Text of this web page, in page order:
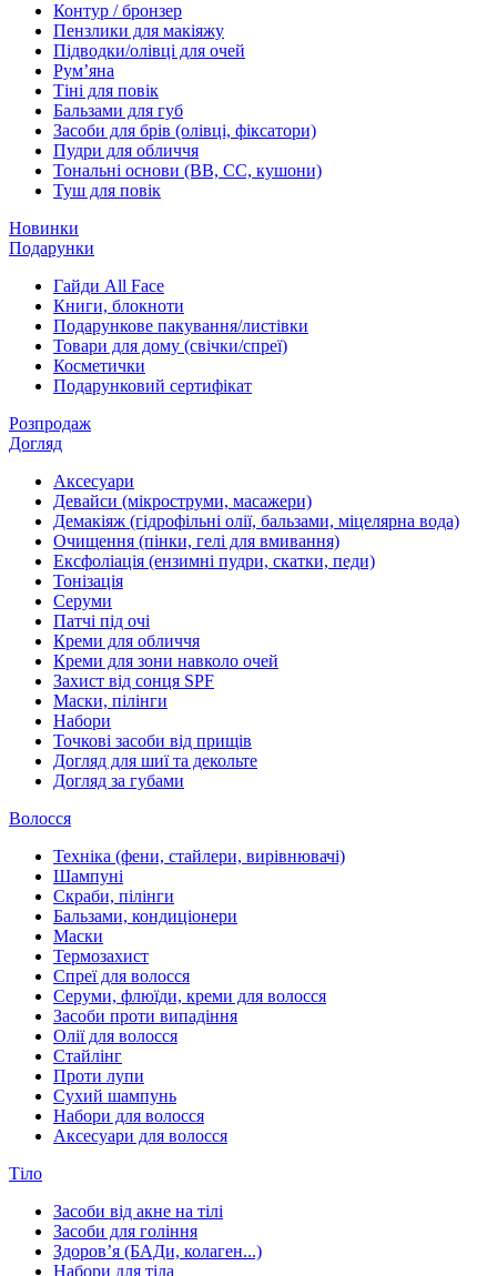
Контур / бронзер
Пензлики для макіяжу
Підводки/олівці для очей
Румʼяна
Тіні для повік
Бальзами для губ
Засоби для брів (олівці, фіксатори)
Пудри для обличчя
Тональні основи (BB, CC, кушони)
Туш для повік
Новинки
Подарунки
Гайди All Face
Книги, блокноти
Подарункове пакування/листівки
Товари для дому (свічки/спреї)
Косметички
Подарунковий сертифікат
Розпродаж
Догляд
Аксесуари
Девайси (мікроструми, масажери)
Демакіяж (гідрофільні олії, бальзами, міцелярна вода)
Очищення (пінки, гелі для вмивання)
Ексфоліація (ензимні пудри, скатки, педи)
Тонізація
Серуми
Патчі під очі
Креми для обличчя
Креми для зони навколо очей
Захист від сонця SPF
Маски, пілінги
Набори
Точкові засоби від прищів
Догляд для шиї та декольте
Догляд за губами
Волосся
Техніка (фени, стайлери, вирівнювачі)
Шампуні
Скраби, пілінги
Бальзами, кондиціонери
Маски
Термозахист
Спреї для волосся
Серуми, флюїди, креми для волосся
Засоби проти випадіння
Олії для волосся
Стайлінг
Проти лупи
Сухий шампунь
Набори для волосся
Аксесуари для волосся
Тіло
Засоби від акне на тілі
Засоби для гоління
Здоровʼя (БАДи, колаген...)
Набори для тіла